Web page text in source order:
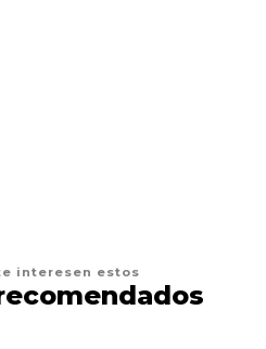
interesen estos